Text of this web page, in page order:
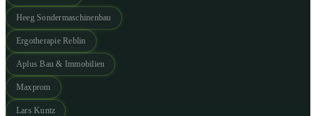
Heeg Sondermaschinenbau
Ergotherapie Reblin
Aplus Bau & Immobilien
Maxprom
Lars Kuntz